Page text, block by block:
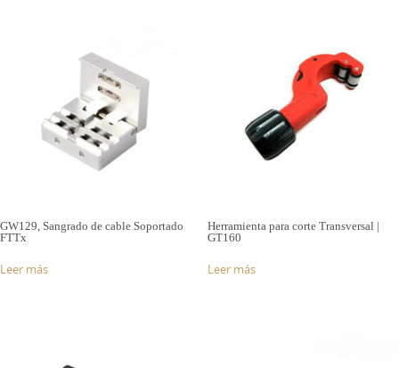
GW129, Sangrado de cable Soportado
FTTx
Leer más
Herramienta para corte Transversal |
GT160
Leer más